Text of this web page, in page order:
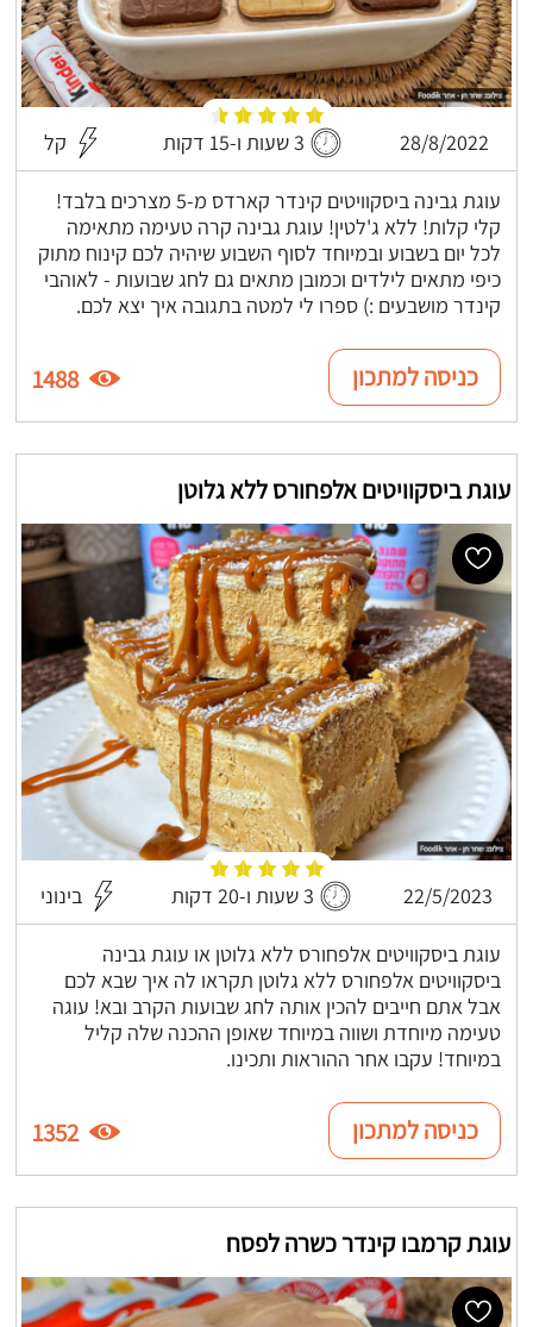
28/8/2022 3 שעות ו-15 דקות קל
עוגת גבינה ביסקוויטים קינדר קארדס מ-5 מצרכים בלבד!
קלי קלות! ללא ג'לטין! עוגת גבינה קרה טעימה מתאימה
לכל יום בשבוע ובמיוחד לסוף השבוע שיהיה לכם קינוח מתוק
כיפי מתאים לילדים וכמובן מתאים גם לחג שבועות - לאוהבי
קינדר מושבעים :) ספרו לי למטה בתגובה איך יצא לכם.
כניסה למתכון 1488
עוגת ביסקוויטים אלפחורס ללא גלוטן
22/5/2023 3 שעות ו-20 דקות בינוני
עוגת ביסקוויטים אלפחורס ללא גלוטן או עוגת גבינה
ביסקוויטים אלפחורס ללא גלוטן תקראו לה איך שבא לכם
אבל אתם חייבים להכין אותה לחג שבועות הקרב ובא! עוגה
טעימה מיוחדת ושווה במיוחד שאופן ההכנה שלה קליל
במיוחד! עקבו אחר ההוראות ותכינו.
כניסה למתכון 1352
עוגת קרמבו קינדר כשרה לפסח